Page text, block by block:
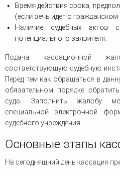
Время действия срока,
(если речь идет о гражданском
Наличие судебных актов
потенциального заявителя.
Подача кассационной
соответствующую судебную
Перед тем как обращаться в
обязательном порядке
суда. Заполнить жалобу
специальной электронной
судебного учреждения.
Основные этапы
На сегодняшний день кассация